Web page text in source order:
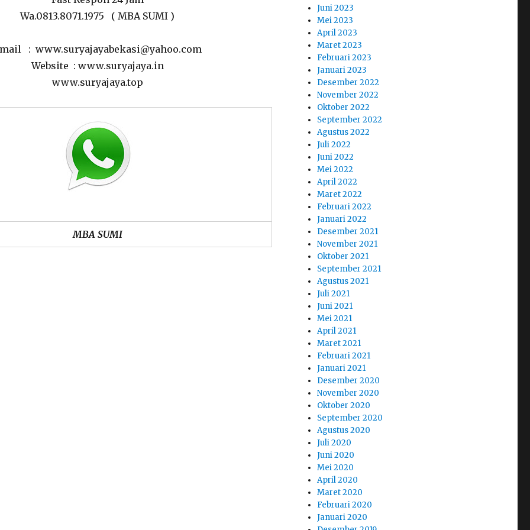
Wa.0813.8071.1975 ( MBA SUMI )
: www.suryajayabekasi@yahoo.com
Website : www.suryajaya.in
www.suryajaya.top
MBA SUMI
Juni 2023
Mei 2023
April 2023
Maret 2023
Februari 2023
Januari 2023
Desember 2022
November 2022
Oktober 2022
September 2022
Agustus 2022
Juli 2022
Juni 2022
Mei 2022
April 2022
Maret 2022
Februari 2022
Januari 2022
Desember 2021
November 2021
Oktober 2021
September 2021
Agustus 2021
Juli 2021
Juni 2021
Mei 2021
April 2021
Maret 2021
Februari 2021
Januari 2021
Desember 2020
November 2020
Oktober 2020
September 2020
Agustus 2020
Juli 2020
Juni 2020
Mei 2020
April 2020
Maret 2020
Februari 2020
Januari 2020